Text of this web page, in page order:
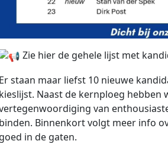
Zie hier de gehele lijst met
Er staan maar liefst 10 nieuwe
kieslijst. Naast de kernploeg hebben
van
binden. Binnenkort volgt meer info
goed in de gaten.